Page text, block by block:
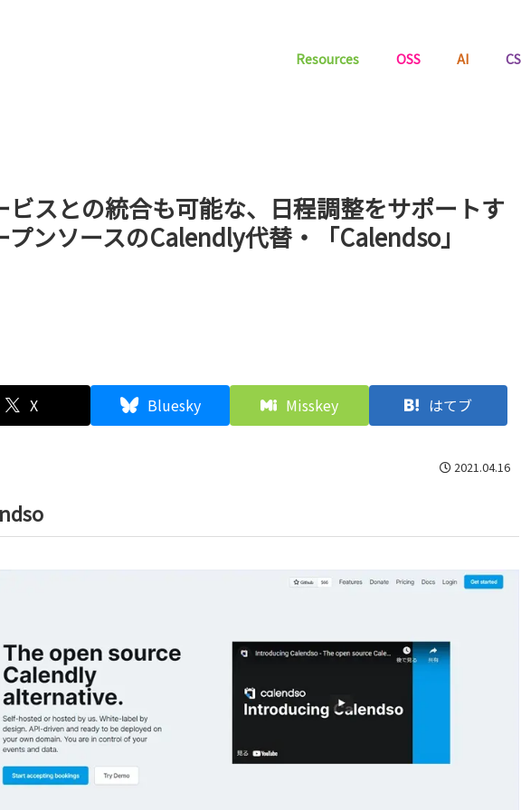
Resources OSS AI
ビスとの統合も可能な、日程調整をサポートす
プンソースのCalendly代替・「Calendso」
X Bluesky Misskey はてブ
2021.04.16